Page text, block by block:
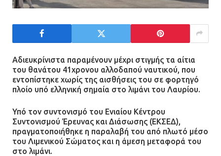
Αδιευκρίνιστα παραμένουν μέχρι στιγμής τα αίτια
του θανάτου 41χρονου αλλοδαπού ναυτικού, που
εντοπίστηκε χωρίς της αισθήσεις του σε φορτηγό
πλοίο υπό ελληνική σημαία στο λιμάνι του Λαυρίου.
Υπό τον συντονισμό του Ενιαίου Κέντρου
Συντονισμού Έρευνας και Διάσωσης (ΕΚΣΕΔ),
πραγματοποιήθηκε η παραλαβή του από πλωτό μέσο
του Λιμενικού Σώματος και η άμεση μεταφορά του
στο λιμάνι.